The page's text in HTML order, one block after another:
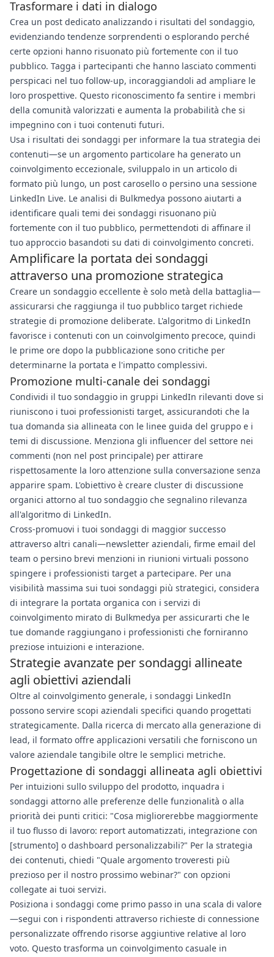
Trasformare i dati in dialogo
Crea un post dedicato analizzando i risultati del sondaggio,
evidenziando tendenze sorprendenti o esplorando perché
certe opzioni hanno risuonato più fortemente con il tuo
pubblico. Tagga i partecipanti che hanno lasciato commenti
perspicaci nel tuo follow-up, incoraggiandoli ad ampliare le
loro prospettive. Questo riconoscimento fa sentire i membri
della comunità valorizzati e aumenta la probabilità che si
impegnino con i tuoi contenuti futuri.
Usa i risultati dei sondaggi per informare la tua strategia dei
contenuti—se un argomento particolare ha generato un
coinvolgimento eccezionale, sviluppalo in un articolo di
formato più lungo, un post carosello o persino una sessione
LinkedIn Live. Le analisi di Bulkmedya possono aiutarti a
identificare quali temi dei sondaggi risuonano più
fortemente con il tuo pubblico, permettendoti di affinare il
tuo approccio basandoti su dati di coinvolgimento concreti.
Amplificare la portata dei sondaggi
attraverso una promozione strategica
Creare un sondaggio eccellente è solo metà della battaglia—
assicurarsi che raggiunga il tuo pubblico target richiede
strategie di promozione deliberate. L'algoritmo di LinkedIn
favorisce i contenuti con un coinvolgimento precoce, quindi
le prime ore dopo la pubblicazione sono critiche per
determinarne la portata e l'impatto complessivi.
Promozione multi-canale dei sondaggi
Condividi il tuo sondaggio in gruppi LinkedIn rilevanti dove si
riuniscono i tuoi professionisti target, assicurandoti che la
tua domanda sia allineata con le linee guida del gruppo e i
temi di discussione. Menziona gli influencer del settore nei
commenti (non nel post principale) per attirare
rispettosamente la loro attenzione sulla conversazione senza
apparire spam. L'obiettivo è creare cluster di discussione
organici attorno al tuo sondaggio che segnalino rilevanza
all'algoritmo di LinkedIn.
Cross-promuovi i tuoi sondaggi di maggior successo
attraverso altri canali—newsletter aziendali, firme email del
team o persino brevi menzioni in riunioni virtuali possono
spingere i professionisti target a partecipare. Per una
visibilità massima sui tuoi sondaggi più strategici, considera
di integrare la portata organica con i servizi di
coinvolgimento mirato di Bulkmedya per assicurarti che le
tue domande raggiungano i professionisti che forniranno
preziose intuizioni e interazione.
Strategie avanzate per sondaggi allineate
agli obiettivi aziendali
Oltre al coinvolgimento generale, i sondaggi LinkedIn
possono servire scopi aziendali specifici quando progettati
strategicamente. Dalla ricerca di mercato alla generazione di
lead, il formato offre applicazioni versatili che forniscono un
valore aziendale tangibile oltre le semplici metriche.
Progettazione di sondaggi allineata agli obiettivi
Per intuizioni sullo sviluppo del prodotto, inquadra i
sondaggi attorno alle preferenze delle funzionalità o alla
priorità dei punti critici: "Cosa migliorerebbe maggiormente
il tuo flusso di lavoro: report automatizzati, integrazione con
[strumento] o dashboard personalizzabili?" Per la strategia
dei contenuti, chiedi "Quale argomento troveresti più
prezioso per il nostro prossimo webinar?" con opzioni
collegate ai tuoi servizi.
Posiziona i sondaggi come primo passo in una scala di valore
—segui con i rispondenti attraverso richieste di connessione
personalizzate offrendo risorse aggiuntive relative al loro
voto. Questo trasforma un coinvolgimento casuale in